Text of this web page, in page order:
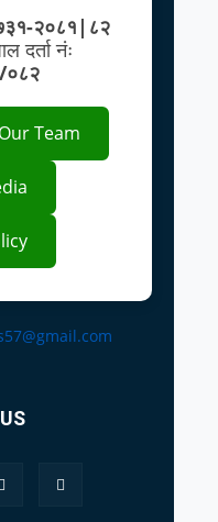
२०८१|८२
दर्ता नंः
०८२
Our Team